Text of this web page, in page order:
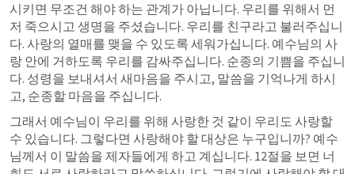
시키면 무조건 해야 하는 관계가 아닙니다. 우리를 위해서 먼
저 죽으시고 생명을 주셨습니다. 우리를 친구라고 불러주십니
다. 사랑의 열매를 맺을 수 있도록 세워가십니다. 예수님의 사
랑 안에 거하도록 우리를 감싸주십니다. 순종의 기쁨을 주십니
다. 성령을 보내셔서 새마음을 주시고, 말씀을 기억나게 하시
고, 순종할 마음을 주십니다.
그래서 예수님이 우리를 위해 사랑한 것 같이 우리도 사랑할
수 있습니다. 그렇다면 사랑해야 할 대상은 누구입니까? 예수
님께서 이 말씀을 제자들에게 하고 계십니다. 12절을 보면 너